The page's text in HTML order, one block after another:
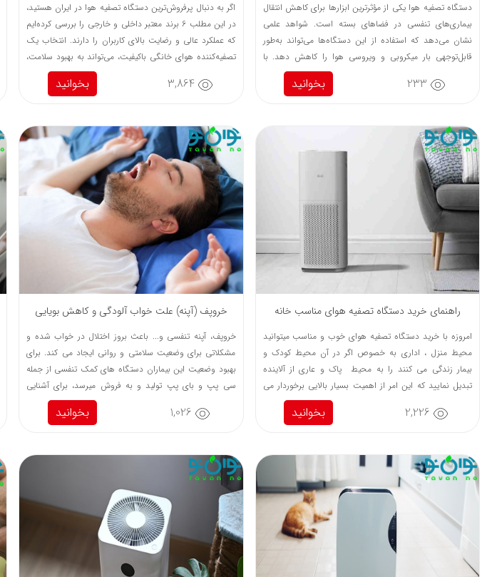
دستگاه تصفیه هوا یکی از مؤثرترین ابزارها برای کاهش انتقال
بیماری‌های تنفسی در فضاهای بسته است. شواهد علمی
نشان می‌دهد که استفاده از این دستگاه‌ها می‌تواند به‌طور
قابل‌توجهی بار میکروبی و ویروسی هوا را کاهش دهد. با
وجود محدودیت‌هایی مانند هزینه و نیاز به نگهداری، مزایای
آن به‌ویژه در دوران شیوع بیماری‌های همه‌گیر بسیار چشمگیر
233 بخوانید
اگر به دنبال پرفروش‌ترین دستگاه تصفیه هوا در ایران هستید،
در این مطلب 6 برند معتبر داخلی و خارجی را بررسی کرده‌ایم
که عملکرد عالی و رضایت بالای کاربران را دارند. انتخاب یک
تصفیه‌کننده هوای خانگی باکیفیت، می‌تواند به بهبود سلامت،
کاهش آلرژی و حذف بوهای نامطبوع محیط کمک کند.
3,864 بخوانید
راهنمای خرید دستگاه تصفیه هوای مناسب خانه
امروزه با خرید دستگاه تصفیه هوای خوب و مناسب میتوانید
محیط منزل ، اداری به خصوص اگر در آن محیط کودک و
بیمار زندگی می کنند را به محیط پاک و عاری از آلاینده
تبدیل نمایید که این امر از اهمیت بسیار بالایی برخوردار می
باشد. در ادامه این مقاله به ویژگی های خوب و نکات مهم در
هنگام خرید دستگاه تصفیه هوا اشاره کرده ایم با ما همراه
2,226 بخوانید
خروپف (آپنه) علت خواب آلودگی و کاهش بویایی
خروپف، آپنه تنفسی و... باعث بروز اختلال در خواب شده و
مشکلاتی برای وضعیت سلامتی و روانی ایجاد می کند. برای
بهبود وضعیت این بیماران دستگاه های کمک تنفسی از جمله
سی پپ و بای پپ تولید و به فروش میرسد، برای آشنایی
بیشتر با این دستگاه ها با ما همراه باشید...
1,026 بخوانید